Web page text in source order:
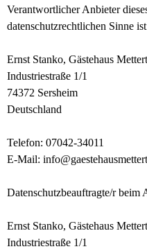
Verantwortlicher Anbieter
datenschutzrechtlichen Sinne
Ernst Stanko, Gästehaus
Industriestraße 1/1
74372 Sersheim
Deutschland
Telefon: 07042-34011
E-Mail:
Datenschutzbeauftragte/r beim
Ernst Stanko, Gästehaus
Industriestraße 1/1